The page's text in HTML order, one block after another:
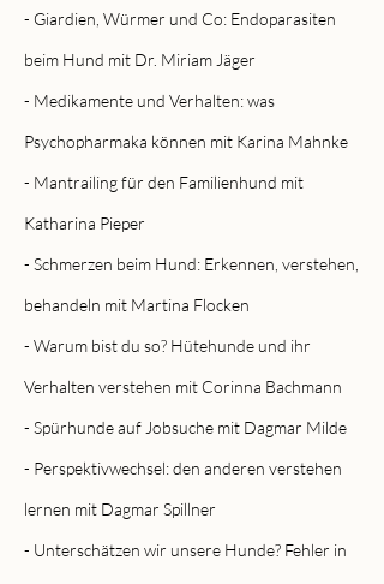
- Giardien, Würmer und Co: Endoparasiten
beim Hund mit Dr. Miriam Jäger
- Medikamente und Verhalten: was
Psychopharmaka können mit Karina Mahnke
- Mantrailing für den Familienhund mit
Katharina Pieper
- Schmerzen beim Hund: Erkennen, verstehen,
behandeln mit Martina Flocken
- Warum bist du so? Hütehunde und ihr
Verhalten verstehen mit Corinna Bachmann
- Spürhunde auf Jobsuche mit Dagmar Milde
- Perspektivwechsel: den anderen verstehen
lernen mit Dagmar Spillner
- Unterschätzen wir unsere Hunde? Fehler in